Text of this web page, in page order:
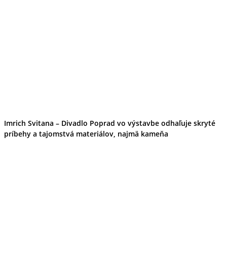
Imrich Svitana – Divadlo Poprad vo výstavbe odhaľuje skryté
príbehy a tajomstvá materiálov, najmä kameňa